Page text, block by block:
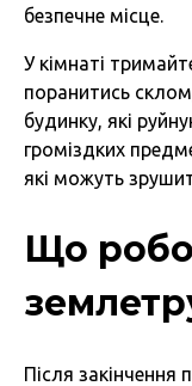
безпечне місце.
У кімнаті
поранитись
будинку, які
громіздких
які можуть
Що
Після закінчення